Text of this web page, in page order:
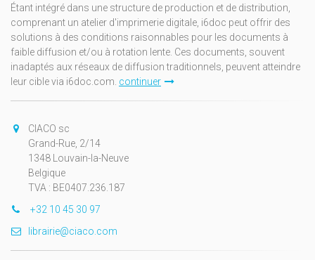
Étant intégré dans une structure de production et de distribution,
comprenant un atelier d'imprimerie digitale, i6doc peut offrir des
solutions à des conditions raisonnables pour les documents à
faible diffusion et/ou à rotation lente. Ces documents, souvent
inadaptés aux réseaux de diffusion traditionnels, peuvent atteindre
leur cible via i6doc.com. continuer
CIACO sc
Grand-Rue, 2/14
1348 Louvain-la-Neuve
Belgique
TVA : BE0407.236.187
+32 10 45 30 97
librairie@ciaco.com